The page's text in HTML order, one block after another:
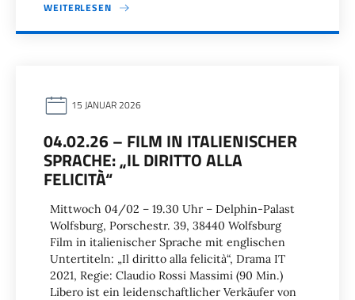
WEITERLESEN
15 JANUAR 2026
04.02.26 – FILM IN ITALIENISCHER
SPRACHE: „IL DIRITTO ALLA
FELICITÀ“
Mittwoch 04/02 – 19.30 Uhr – Delphin-Palast
Wolfsburg, Porschestr. 39, 38440 Wolfsburg
Film in italienischer Sprache mit englischen
Untertiteln: „Il diritto alla felicità“, Drama IT
2021, Regie: Claudio Rossi Massimi (90 Min.)
Libero ist ein leidenschaftlicher Verkäufer von